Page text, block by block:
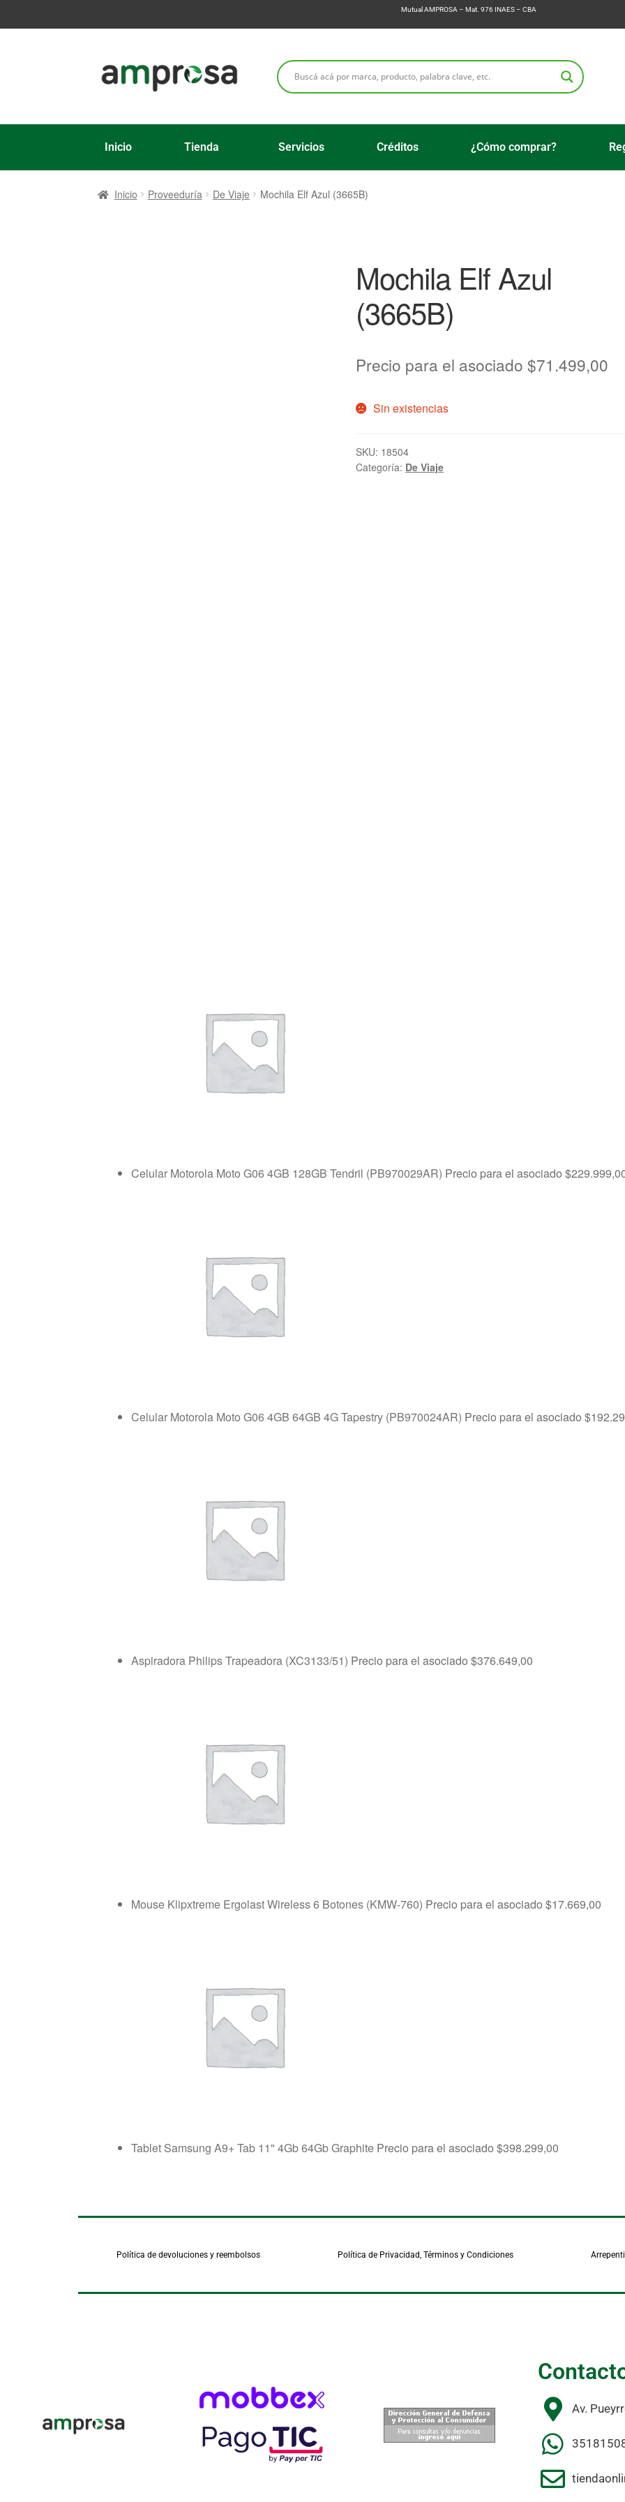
Mutual AMPROSA – Mat. 976 INAES – CBA
Inicio Tienda Servicios Créditos ¿Cómo comprar?
Inicio Proveeduría De Viaje Mochila Elf Azul (3665B)
Mochila Elf Azul
(3665B)
Precio para el asociado$71.499,00
Sin existencias
SKU: 18504
Categoría: De Viaje
Celular Motorola Moto G06 4GB 128GB Tendril (PB970029AR) Precio para el asociado$
Celular Motorola Moto G06 4GB 64GB 4G Tapestry (PB970024AR) Precio para el asociado$
Aspiradora Philips Trapeadora (XC3133/51) Precio para el asociado$376.649,00
Mouse Klipxtreme Ergolast Wireless 6 Botones (KMW-760) Precio para el asociado$17.669,00
Tablet Samsung A9+ Tab 11" 4Gb 64Gb Graphite Precio para el asociado$398.299,00
Política de devoluciones y reembolsos Política de Privacidad, Términos y Condiciones
Av.